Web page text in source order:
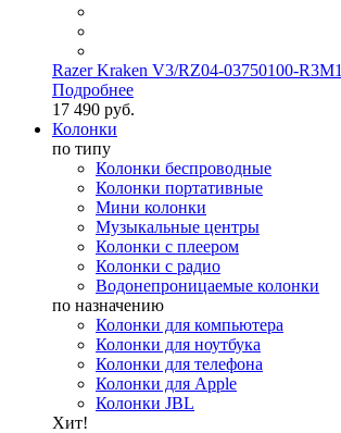
Razer Kraken V3/RZ04-03750100-R3M1
Подробнее
17 490 руб.
Колонки
по типу
Колонки беспроводные
Колонки портативные
Мини колонки
Музыкальные центры
Колонки с плеером
Колонки с радио
Водонепроницаемые колонки
по назначению
Колонки для компьютера
Колонки для ноутбука
Колонки для телефона
Колонки для Apple
Колонки JBL
Хит!